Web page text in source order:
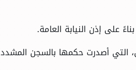
على إذن النيابة العامة.